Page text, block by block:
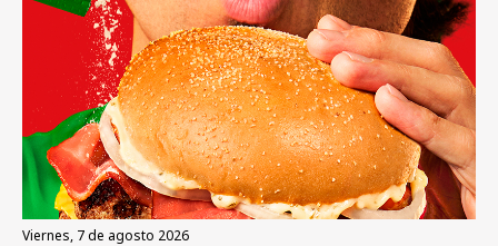
viernes, 7 de agosto 2026